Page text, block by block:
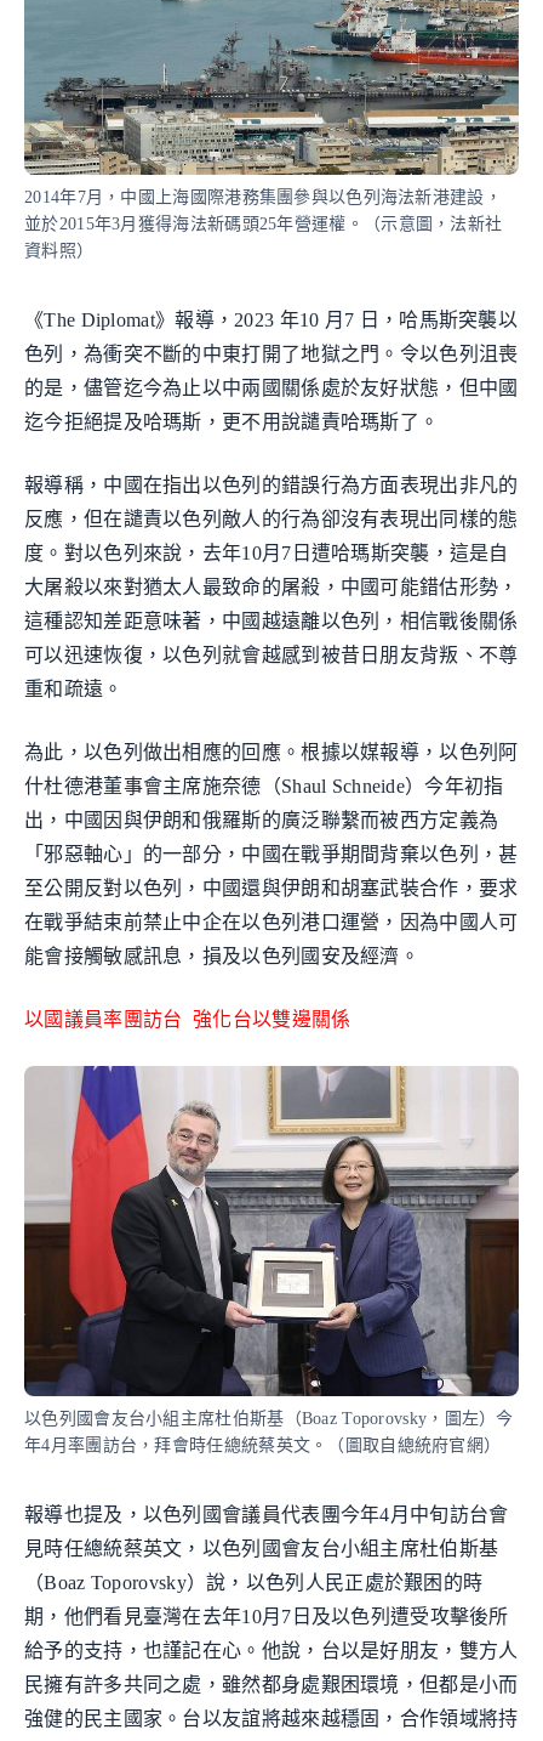
2014年7月，中國上海國際港務集團參與以色列海法新港建設，
並於2015年3月獲得海法新碼頭25年營運權。（示意圖，法新社
資料照）
《The Diplomat》報導，2023 年10 月7 日，哈馬斯突襲以
色列，為衝突不斷的中東打開了地獄之門。令以色列沮喪
的是，儘管迄今為止以中兩國關係處於友好狀態，但中國
迄今拒絕提及哈瑪斯，更不用說譴責哈瑪斯了。
報導稱，中國在指出以色列的錯誤行為方面表現出非凡的
反應，但在譴責以色列敵人的行為卻沒有表現出同樣的態
度。對以色列來說，去年10月7日遭哈瑪斯突襲，這是自
大屠殺以來對猶太人最致命的屠殺，中國可能錯估形勢，
這種認知差距意味著，中國越遠離以色列，相信戰後關係
可以迅速恢復，以色列就會越感到被昔日朋友背叛、不尊
重和疏遠。
為此，以色列做出相應的回應。根據以媒報導，以色列阿
什杜德港董事會主席施奈德（Shaul Schneide）今年初指
出，中國因與伊朗和俄羅斯的廣泛聯繫而被西方定義為
「邪惡軸心」的一部分，中國在戰爭期間背棄以色列，甚
至公開反對以色列，中國還與伊朗和胡塞武裝合作，要求
在戰爭結束前禁止中企在以色列港口運營，因為中國人可
能會接觸敏感訊息，損及以色列國安及經濟。
以國議員率團訪台 強化台以雙邊關係
以色列國會友台小組主席杜伯斯基（Boaz Toporovsky，圖左）今
年4月率團訪台，拜會時任總統蔡英文。（圖取自總統府官網）
報導也提及，以色列國會議員代表團今年4月中旬訪台會
見時任總統蔡英文，以色列國會友台小組主席杜伯斯基
（Boaz Toporovsky）說，以色列人民正處於艱困的時
期，他們看見臺灣在去年10月7日及以色列遭受攻擊後所
給予的支持，也謹記在心。他說，台以是好朋友，雙方人
民擁有許多共同之處，雖然都身處艱困環境，但都是小而
強健的民主國家。台以友誼將越來越穩固，合作領域將持